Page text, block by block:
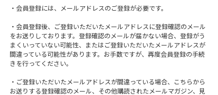
・会員登録には、メールアドレスのご登録が必要です。
・会員登録後、ご登録いただいたメールアドレスに登録確認のメール
をお送りしております。登録確認のメールが届かない場合、登録がう
まくいっていない可能性、またはご登録いただいたメールアドレスが
間違っている可能性があります。お手数ですが、再度会員登録の手続
きを行ってください。
・ご登録いただいたメールアドレスが間違っている場合、こちらから
お送りする登録確認のメール、その他購読されたメールマガジン、見